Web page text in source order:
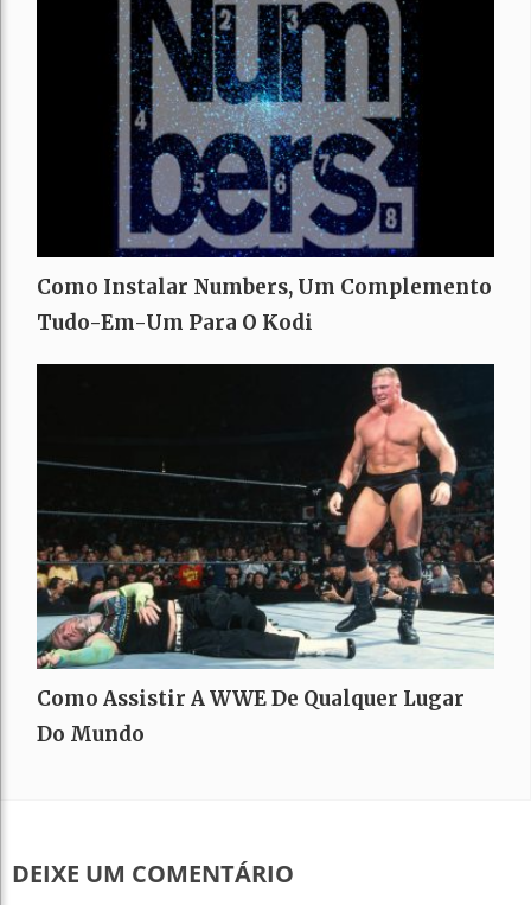
Como Instalar Numbers, Um Complemento
Tudo-Em-Um Para O Kodi
Como Assistir A WWE De Qualquer Lugar
Do Mundo
DEIXE UM COMENTÁRIO